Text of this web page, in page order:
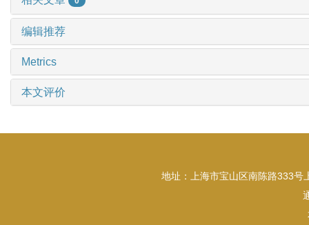
相关文章 0
编辑推荐
Metrics
本文评价
地址：上海市宝山区南陈路333